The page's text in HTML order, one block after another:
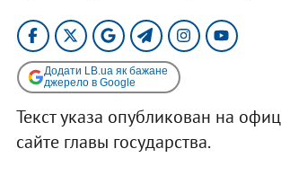
Додати LB.ua як бажане
джерело в Google
Текст указа опубликован на
сайте главы государства.